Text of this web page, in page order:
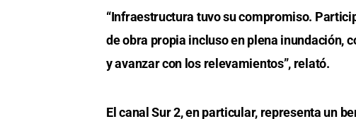
“Infraestructura tuvo su compromiso.
de obra propia incluso en plena inundación,
y avanzar con los relevamientos”, relató.
El canal Sur 2, en particular, representa un